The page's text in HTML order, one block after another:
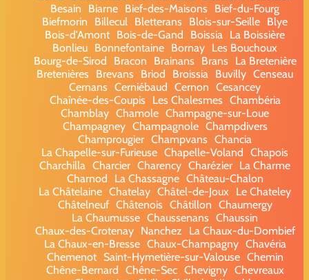
Besain
Biarne Bief-des-Maisons
Bief-du-Fourg
Biefmorin
Billecul Bletterans Blois-sur-Seille Blye
Bois-d'Amont Bois-de-Gand Boissia
La Boissière
Bonlieu Bonnefontaine Bornay Les Bouchoux
Bourg-de-Sirod
Bracon Brainans Brans
La Bretenière
Bretenières
Brevans Briod Broissia Buvilly Censeau
Cernans Cerniébaud Cernon Cesancey
Chaînée-des-Coupis
Les Chalesmes Chambéria
Chamblay Chamole Champagne-sur-Loue
Champagney Champagnole Champdivers
Champrougier Champvans Chancia
La Chapelle-sur-Furieuse Chapelle-Voland Chapois
Charchilla Charcier Charency Charézier La Charme
Charnod
La Chassagne Château-Chalon
La Châtelaine Chatelay Châtel-de-Joux
Le Chateley
Châtelneuf Châtenois Châtillon Chaumergy
La Chaumusse Chaussenans Chaussin
Chaux-des-Crotenay
Nanchez
La Chaux-du-Dombief
La Chaux-en-Bresse Chaux-Champagny Chavéria
Chemenot
Saint-Hymetière-sur-Valouse Chemin
Chêne-Bernard Chêne-Sec Chevigny Chevreaux